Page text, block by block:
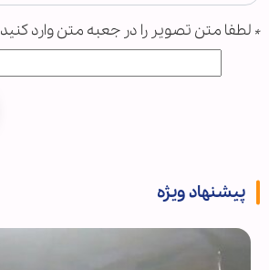
* لطفا متن تصویر را در جعبه متن وارد کنید
پیشنهاد ویژه